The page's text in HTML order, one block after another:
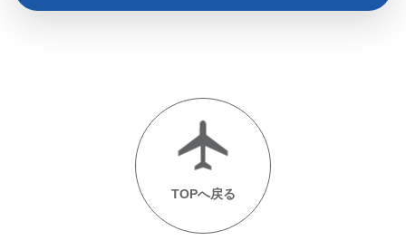
TOPへ戻る